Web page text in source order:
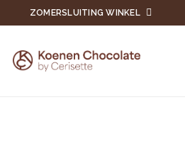
ZOMERSLUITING WINKEL